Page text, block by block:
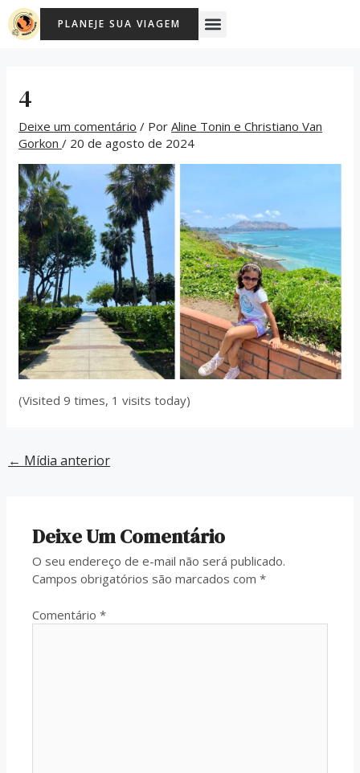
para
PLANEJE SUA VIAGEM Menu
4
Deixe um comentário / PorAline Tonin e Christiano Van
Gorkon/ 20 de agosto de 2024
(Visited 9 times, 1 visits today)
Post
navigation
← Mídia anterior
Deixe Um Comentário
O seu endereço de e-mail não será publicado.
Campos obrigatórios são marcados com*
Comentário*